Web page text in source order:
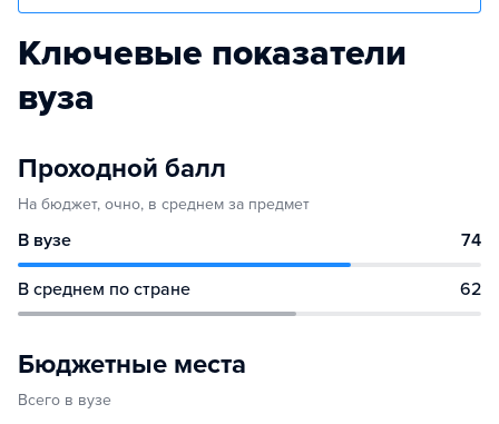
Ключевые показатели
вуза
Проходной балл
На бюджет, очно, в среднем за предмет
В вузе 74
В среднем по стране 62
Бюджетные места
Всего в вузе